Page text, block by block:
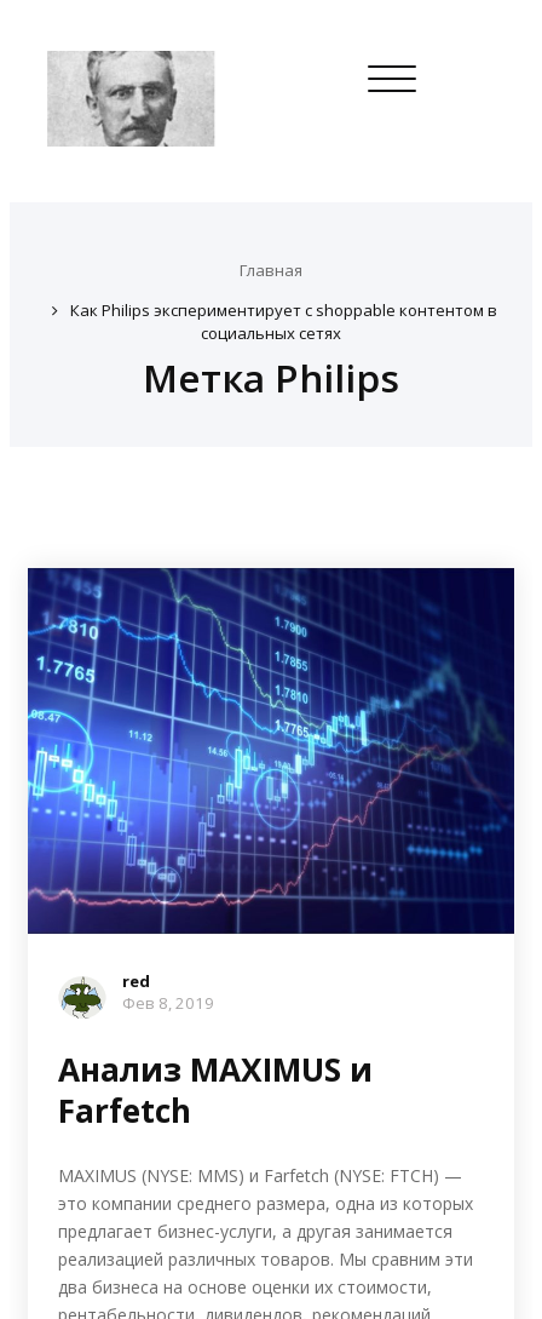
Toggle
navigation
Главная
Как Philips экспериментирует с shoppable контентом в
социальных сетях
Метка Philips
red
Фев 8, 2019
Анализ MAXIMUS и
Farfetch
MAXIMUS (NYSE: MMS) и Farfetch (NYSE: FTCH) —
это компании среднего размера, одна из которых
предлагает бизнес-услуги, а другая занимается
реализацией различных товаров. Мы сравним эти
два бизнеса на основе оценки их стоимости,
рентабельности, дивидендов, рекомендаций